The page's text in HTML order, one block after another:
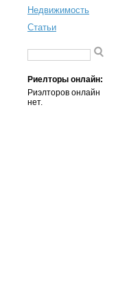
Недвижимость
Статьи
Риелторы онлайн:
Риэлторов онлайн
нет.